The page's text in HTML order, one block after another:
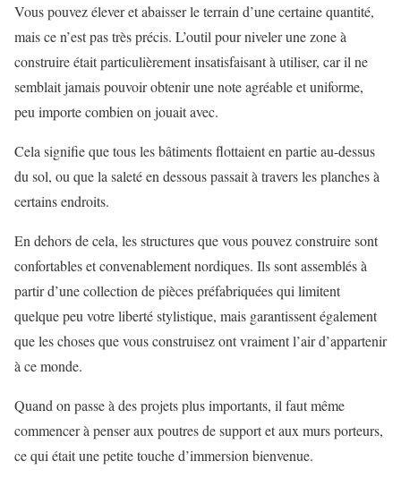
Vous pouvez élever et abaisser le terrain d’une certaine quantité,
mais ce n’est pas très précis. L’outil pour niveler une zone à
construire était particulièrement insatisfaisant à utiliser, car il ne
semblait jamais pouvoir obtenir une note agréable et uniforme,
peu importe combien on jouait avec.
Cela signifie que tous les bâtiments flottaient en partie au-dessus
du sol, ou que la saleté en dessous passait à travers les planches à
certains endroits.
En dehors de cela, les structures que vous pouvez construire sont
confortables et convenablement nordiques. Ils sont assemblés à
partir d’une collection de pièces préfabriquées qui limitent
quelque peu votre liberté stylistique, mais garantissent également
que les choses que vous construisez ont vraiment l’air d’appartenir
à ce monde.
Quand on passe à des projets plus importants, il faut même
commencer à penser aux poutres de support et aux murs porteurs,
ce qui était une petite touche d’immersion bienvenue.